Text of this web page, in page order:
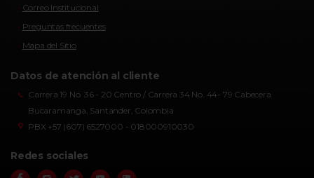
Correo Institucional
Preguntas frecuentes
Mapa del Sitio
Datos de atención al cliente
Carrera 19 No. 36 - 20 Centro / Carrera 34 No. 44- 79 Cabecera
Bucaramanga, Santander, Colombia
PBX +57 (607) 6527000 - 018000910030
Redes sociales